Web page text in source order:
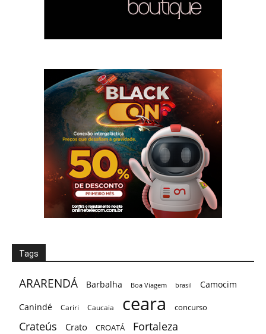
Tags
ARARENDÁ Barbalha Boa Viagem brasil
Camocim
Canindé
Cariri Caucaia ceara concurso
Crateús Crato CROATÁ Fortaleza